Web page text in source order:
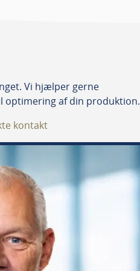
fremføring
Vi hjælper gerne
optimering af din produktion.
kontakt